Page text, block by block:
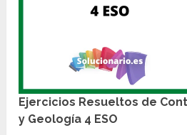
Ejercicios Resueltos de
y Geología 4 ESO